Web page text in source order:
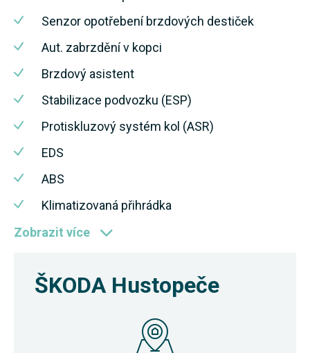
Senzor opotřebení brzdových destiček
Aut. zabrzdění v kopci
Brzdový asistent
Stabilizace podvozku (ESP)
Protiskluzový systém kol (ASR)
EDS
ABS
Klimatizovaná přihrádka
Zobrazit více
ŠKODA Hustopeče